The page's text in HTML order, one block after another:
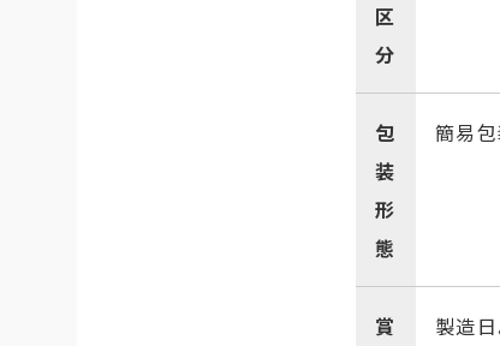
区
分
包
装
形
態
簡易
賞
製造